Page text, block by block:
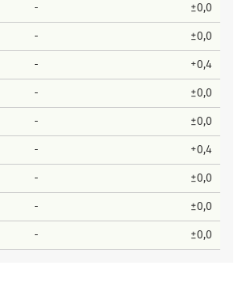
- ±0,0
- ±0,0
- +0,4
- ±0,0
- ±0,0
- +0,4
- ±0,0
- ±0,0
- ±0,0